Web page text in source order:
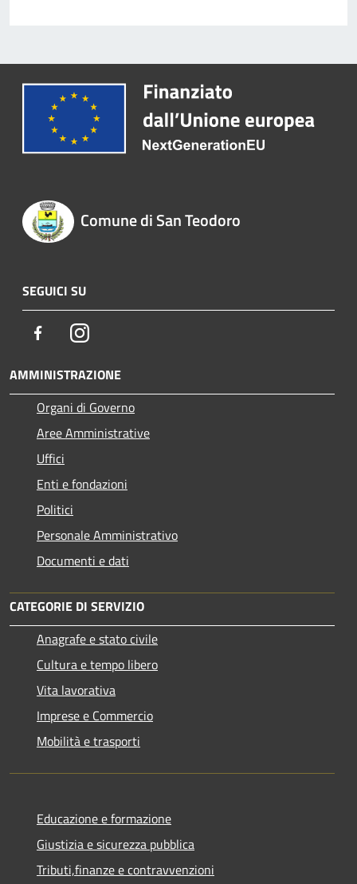
Comune di San Teodoro
SEGUICI SU
FacebookInstagram
AMMINISTRAZIONE
Organi di Governo
Aree Amministrative
Uffici
Enti e fondazioni
Politici
Personale Amministrativo
Documenti e dati
CATEGORIE DI SERVIZIO
Anagrafe e stato civile
Cultura e tempo libero
Vita lavorativa
Imprese e Commercio
Mobilità e trasporti
Educazione e formazione
Giustizia e sicurezza pubblica
Tributi,finanze e contravvenzioni